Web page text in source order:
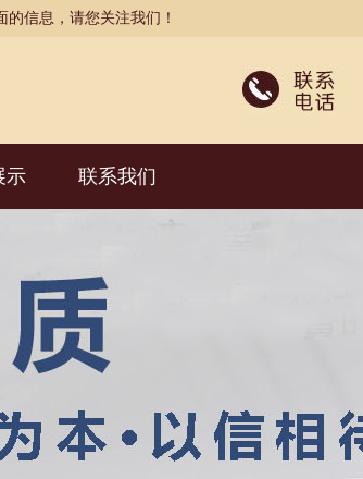
的信息，请您关注我们！
示 联系我们